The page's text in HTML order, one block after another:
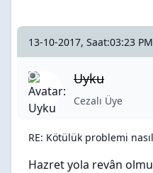
13-10-2017, Saat:03:23 PM
Uyku
Cezalı Üye
RE: Kötülük problemi
Hazret yola revân